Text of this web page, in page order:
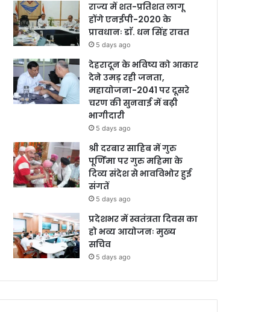
राज्य में शत-प्रतिशत लागू
होंगे एनईपी-2020 के
प्रावधानः डाॅ. धन सिंह रावत
5 days ago
देहरादून के भविष्य को आकार
देने उमड़ रही जनता,
महायोजना-2041 पर दूसरे
चरण की सुनवाई में बढ़ी
भागीदारी
5 days ago
श्री दरबार साहिब में गुरु
पूर्णिमा पर गुरु महिमा के
दिव्य संदेश से भावविभोर हुई
संगतें
5 days ago
प्रदेशभर में स्वतंत्रता दिवस का
हो भव्य आयोजनः मुख्य
सचिव
5 days ago